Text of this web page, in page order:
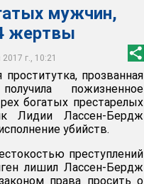
мужчин,
жертвы
г., 10:21
прозванная
пожизненное
богатых престарелых
Лидии Лассен-Бердж
убийств.
преступлений
лишил Лассен-Бердж
права просить о